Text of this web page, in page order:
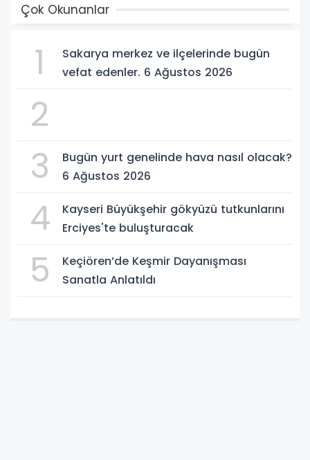
Çok Okunanlar
1
Sakarya merkez ve ilçelerinde bugün
vefat edenler. 6 Ağustos 2026
2
3
Bugün yurt genelinde hava nasıl olacak?
6 Ağustos 2026
4
Kayseri Büyükşehir gökyüzü tutkunlarını
Erciyes'te buluşturacak
5
Keçiören’de Keşmir Dayanışması
Sanatla Anlatıldı